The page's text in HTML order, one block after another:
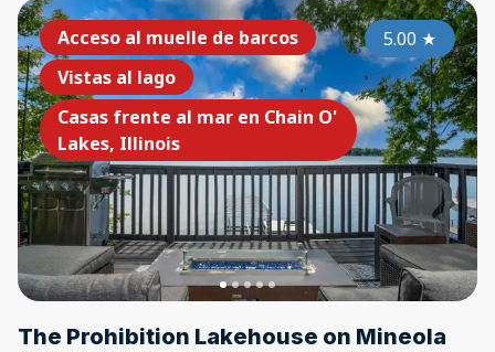
Acceso al muelle de barcos
Vistas al lago
Casas frente al mar en Chain O'
Lakes, Illinois
5.00 ★
The Prohibition Lakehouse on Mineola